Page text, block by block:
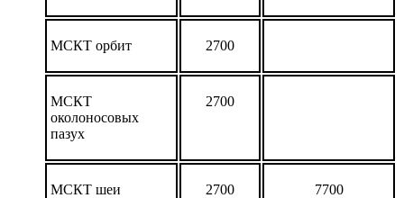
МСКТ орбит 2700
МСКТ
околоносовых
пазух
2700
МСКТ шеи 2700 7700